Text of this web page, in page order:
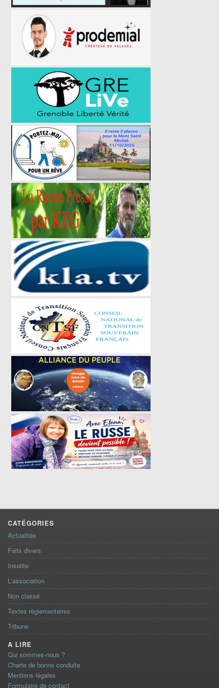
CATÉGORIES
Actualités
Faits divers
Insolite
L'association
Non classé
Textes règlementaires
Tribune
A LIRE
Qui sommes-nous ?
Charte de bonne conduite
Mentions légales
Formulaire de contact